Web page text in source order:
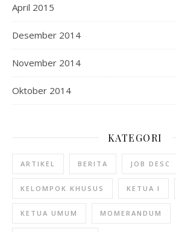
April 2015
Desember 2014
November 2014
Oktober 2014
KATEGORI
ARTIKEL BERITA JOB DESC
KELOMPOK KHUSUS KETUA I
KETUA UMUM MOMERANDUM